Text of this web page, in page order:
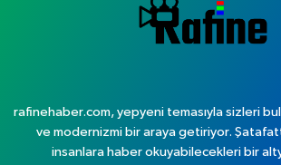
rafinehaber.com, yepyeni temasıyla sizleri
ve modernizmi bir araya getiriyor.
insanlara haber okuyabilecekleri bir